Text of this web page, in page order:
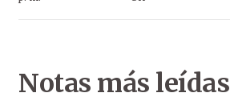
Notas más leídas